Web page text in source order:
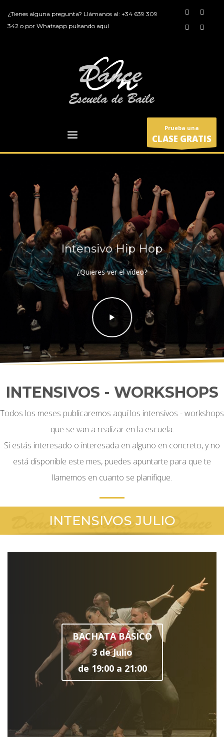
¿Tienes alguna pregunta? Llámanos al: +34 639 309
342 o por Whatsapp pulsando aquí
Prueba una
CLASE GRATIS
Intensivo Hip Hop
¿Quieres ver el vídeo?
INTENSIVOS - WORKSHOPS
Todos los meses publicaremos aquí los intensivos - workshops
que se van a realizar en la escuela.
Si estás interesado o interesada en alguno en concreto, y no
está disponible este mes, puedes apuntarte para que te
llamemos en cuanto se planifique.
INTENSIVOS JULIO
BACHATA BÁSICO
3 de Julio
de 19:00 a 21:00